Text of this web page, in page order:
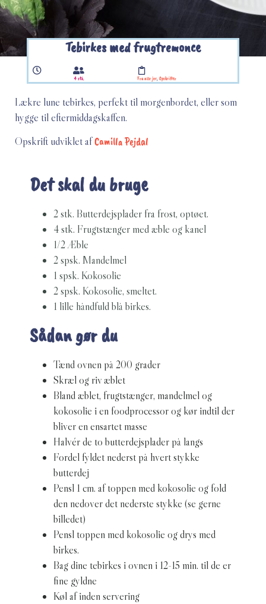
Tebirkes med frugtremonce
4 stk. Fra alle jer ,Opskrifter
Lækre lune tebirkes, perfekt til morgenbordet, eller som
hygge til eftermiddagskaffen.
Opskrift udviklet afCamilla Pejdal
Det skal du bruge
2 stk. Butterdejsplader fra frost, optøet.
4 stk. Frugtstænger med æble og kanel
1/2 Æble
2 spsk. Mandelmel
1 spsk. Kokosolie
2 spsk. Kokosolie, smeltet.
1 lille håndfuld blå birkes.
Sådan gør du
Tænd ovnen på 200 grader
Skræl og riv æblet
Bland æblet, frugtstænger, mandelmel og
kokosolie i en foodprocessor og kør indtil der
bliver en ensartet masse
Halvér de to butterdejsplader på langs
Fordel fyldet nederst på hvert stykke
butterdej
Pensl 1 cm. af toppen med kokosolie og fold
den nedover det nederste stykke (se gerne
billedet)
Pensl toppen med kokosolie og drys med
birkes.
Bag dine tebirkes i ovnen i 12-15 min. til de er
fine gyldne
Køl af inden servering